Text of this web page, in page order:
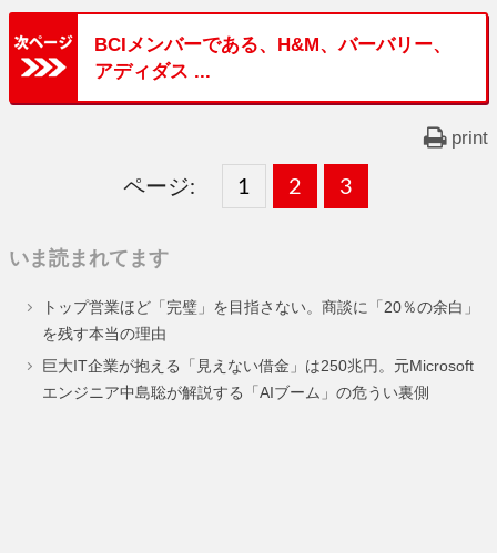
BCIメンバーである、H&M、バーバリー、
アディダス ...
print
ページ:
固
ー
ジ
1 ,
固
ー
ジ
2 ,
固
ー
ジ
3
いま読まれてます
トップ営業ほど「完璧」を目指さない。商談に「20％の余白」
を残す本当の理由
巨大IT企業が抱える「見えない借金」は250兆円。元Microsoft
エンジニア中島聡が解説する「AIブーム」の危うい裏側